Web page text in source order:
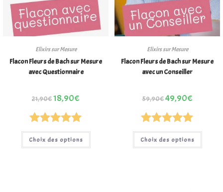
Elixirs sur Mesure
Flacon Fleurs de Bach sur Mesure
avec Questionnaire
21,90€18,90€
Note5.00
sur 5
Choix des options
Elixirs sur Mesure
Flacon Fleurs de Bach sur Mesure
avec un Conseiller
59,90€ 49,90€
Note5.00
sur 5
Choix des options